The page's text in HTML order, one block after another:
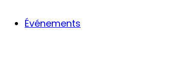
Événements